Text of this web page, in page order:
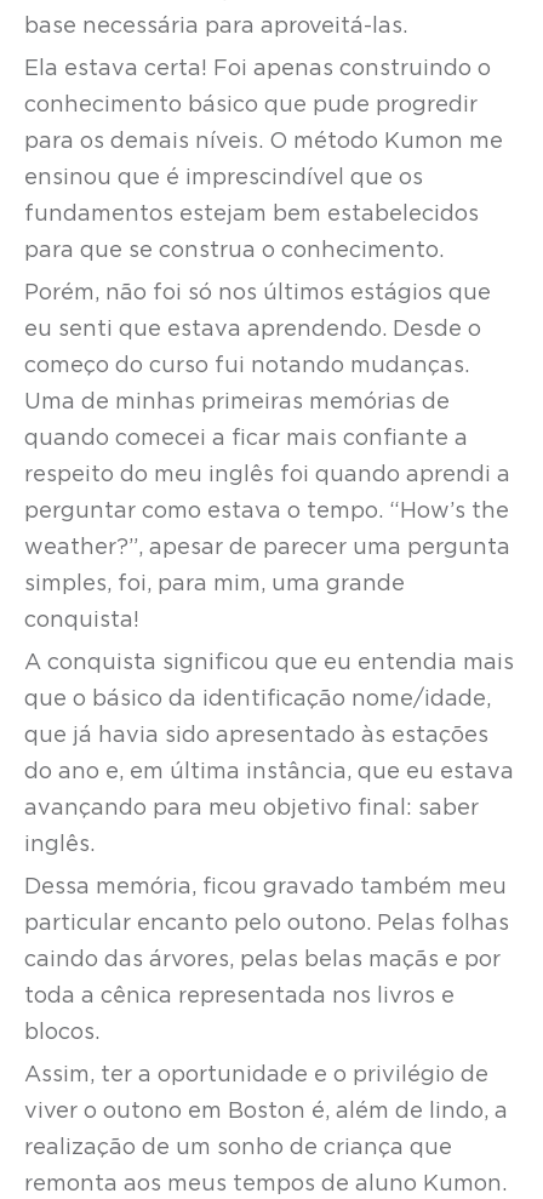
base necessária para aproveitá-las.
Ela estava certa! Foi apenas construindo o
conhecimento básico que pude progredir
para os demais níveis. O método Kumon me
ensinou que é imprescindível que os
fundamentos estejam bem estabelecidos
para que se construa o conhecimento.
Porém, não foi só nos últimos estágios que
eu senti que estava aprendendo. Desde o
começo do curso fui notando mudanças.
Uma de minhas primeiras memórias de
quando comecei a ficar mais confiante a
respeito do meu inglês foi quando aprendi a
perguntar como estava o tempo. “How’s the
weather?”, apesar de parecer uma pergunta
simples, foi, para mim, uma grande
conquista!
A conquista significou que eu entendia mais
que o básico da identificação nome/idade,
que já havia sido apresentado às estações
do ano e, em última instância, que eu estava
avançando para meu objetivo final: saber
inglês.
Dessa memória, ficou gravado também meu
particular encanto pelo outono. Pelas folhas
caindo das árvores, pelas belas maçãs e por
toda a cênica representada nos livros e
blocos.
Assim, ter a oportunidade e o privilégio de
viver o outono em Boston é, além de lindo, a
realização de um sonho de criança que
remonta aos meus tempos de aluno Kumon.